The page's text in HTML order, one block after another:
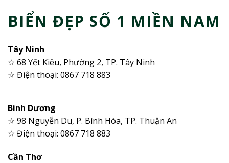
BIỂN ĐẸP SỐ 1 MIỀN NAM
Tây Ninh
☆ 68 Yết Kiêu, Phường 2, TP. Tây Ninh
☆ Điện thoại: 0867 718 883
Bình Dương
☆ 98 Nguyễn Du, P. Bình Hòa, TP. Thuận An
☆ Điện thoại: 0867 718 883
Cần Thơ